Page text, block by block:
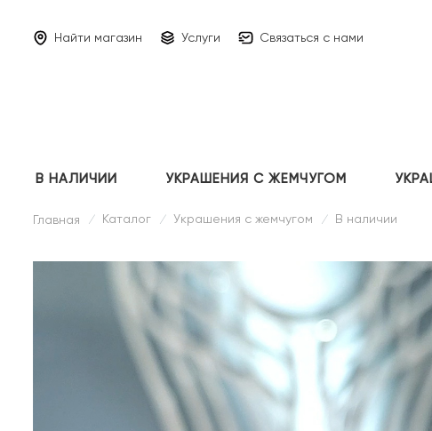
Найти магазин Услуги Связаться с нами
В НАЛИЧИИ УКРАШЕНИЯ С ЖЕМЧУГОМ
Главная / Каталог / Украшения с жемчугом / В наличии